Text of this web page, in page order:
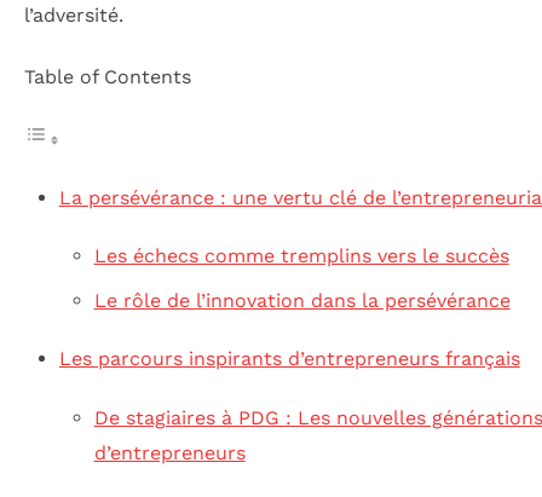
l’adversité.
Table of Contents
La persévérance : une vertu clé de
Les échecs comme tremplins vers le succès
Le rôle de l’innovation dans la persévérance
Les parcours inspirants d’entrepreneurs français
De stagiaires à PDG : Les nouvelles générations
d’entrepreneurs